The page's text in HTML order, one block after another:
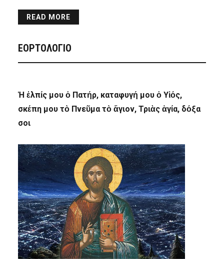
READ MORE
ΕΟΡΤΟΛΟΓΙΟ
Ἡ ἐλπίς μου ὁ Πατήρ, καταφυγή μου ὁ Υἱός,
σκέπη μου τὸ Πνεῦμα τὸ ἅγιον, Τριὰς ἁγία, δόξα
σοι